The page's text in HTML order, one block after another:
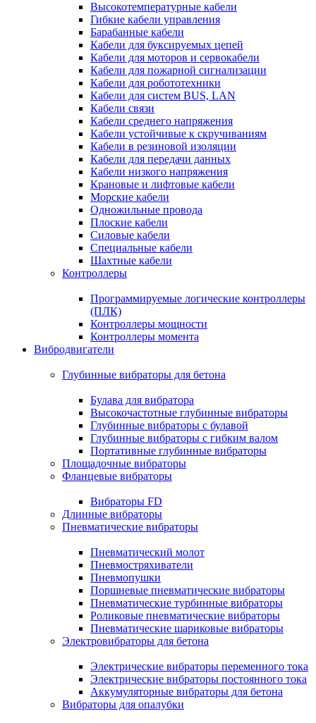
Высокотемпературные кабели
Гибкие кабели управления
Барабанные кабели
Кабели для буксируемых цепей
Кабели для моторов и сервокабели
Кабели для пожарной сигнализации
Кабели для робототехники
Кабели для систем BUS, LAN
Кабели связи
Кабели среднего напряжения
Кабели устойчивые к скручиваниям
Кабели в резиновой изоляции
Кабели для передачи данных
Кабели низкого напряжения
Крановые и лифтовые кабели
Морские кабели
Одножильные провода
Плоские кабели
Силовые кабели
Специальные кабели
Шахтные кабели
Контроллеры
Программируемые логические контроллеры
(ПЛК)
Контроллеры мощности
Контроллеры момента
Вибродвигатели
Глубинные вибраторы для бетона
Булава для вибратора
Высокочастотные глубинные вибраторы
Глубинные вибраторы с булавой
Глубинные вибраторы с гибким валом
Портативные глубинные вибраторы
Площадочные вибраторы
Фланцевые вибраторы
Вибраторы FD
Длинные вибраторы
Пневматические вибраторы
Пневматический молот
Пневмостряхиватели
Пневмопушки
Поршневые пневматические вибраторы
Пневматические турбинные вибраторы
Роликовые пневматические вибраторы
Пневматические шариковые вибраторы
Электровибраторы для бетона
Электрические вибраторы переменного тока
Электрические вибраторы постоянного тока
Аккумуляторные вибраторы для бетона
Вибраторы для опалубки